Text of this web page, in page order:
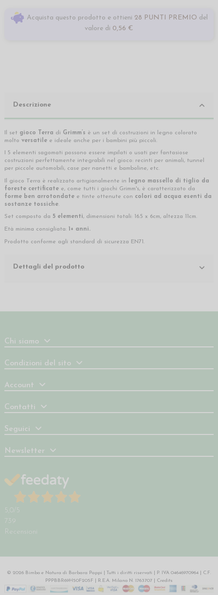
Acquista questo prodotto e ottieni 28 PUNTI PREMIO del
valore di 0,56 €
Descrizione
Il set gioco Terra di Grimm’s è un set di costruzioni in legno colorato
molto versatile e ideale anche per i bambini più piccoli.
I 5 elementi sagomati possono essere impilati o usati per fantasiose
costruzioni perfettamente integrabili nel gioco: recinti per animali, tunnel
per piccole automobili, case per nanetti e bamboline, etc.
Il gioco Terra è realizzato artigianalmente in
legno massello di tiglio da
foreste certificate e, come tutti i giochi Grimm's, è caratterizzato da
forme ben arrotondate e tinte ottenute con colori ad acqua esenti da
sostanze tossiche.
Set composto da 5 elementi, dimensioni totali: 16.5 x 6cm, altezza 11cm.
Età minima consigliata: 1+ anni.
Prodotto conforme agli standard di sicurezza EN71.
Dettagli del prodotto
Chi siamo
Condizioni del sito
Account
Contatti
Seguici
Newsletter
5,0 /5
739
Recensioni
© 2026 Bimbo e Natura di Barbara Pappi | Tutti i diritti riservati | P. IVA 04646970964 | C.F.
PPPBBR69H50F205F | R.E.A. Milano N. 1763707 | Credits